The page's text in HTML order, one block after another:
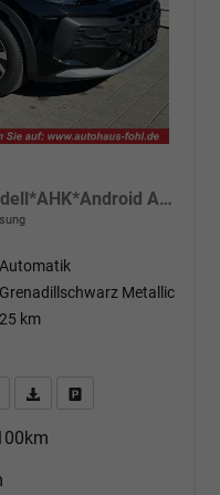
LIFE 1.5 eTSI DSG Neues Modell*AHK*Android Auto*SHZ*ACC*Kamera*5J Garantie*Klimaauto*
Automatik
Grenadillschwarz Metallic
25 km
Angebot anfordern
Fahrzeugexpose (PDF)